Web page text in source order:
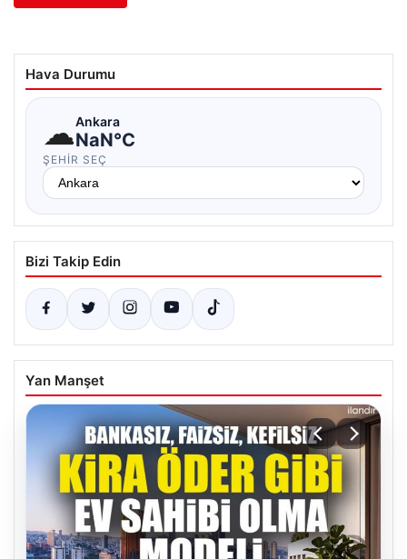
Hava Durumu
☁Ankara
NaN°C
ŞEHIR SEÇ
Bizi Takip Edin
Yan Manşet